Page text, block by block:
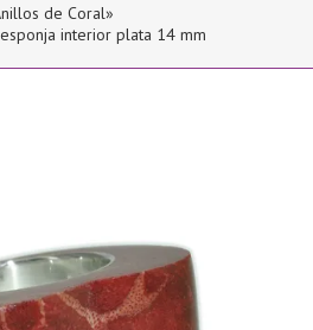
de Coral»
interior plata 14 mm